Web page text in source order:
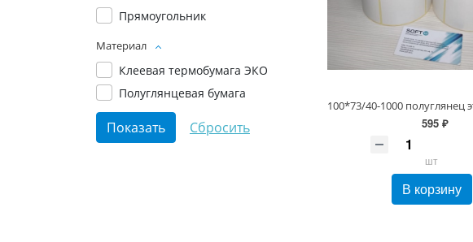
Прямоугольник
Материал
Клеевая термобумага ЭКО
Полуглянцевая бумага
595 ₽
шт
В корзину